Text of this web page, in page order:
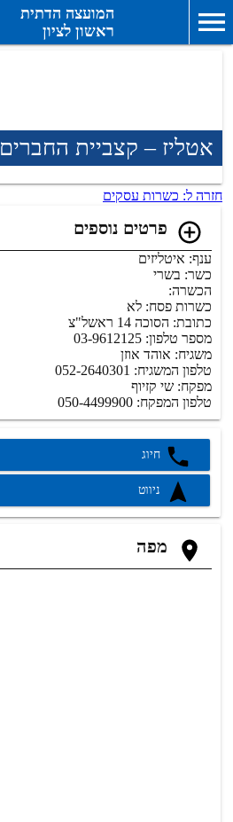
המועצה הדתית
ראשון לציון
אטליז – קצביית החברים
חזרה ל: כשרות עסקים
פרטים נוספים
ענף: איטליזים
כשר: בשרי
הכשרה:
כשרות פסח: לא
כתובת: הסוכה 14 ראשל"צ
מספר טלפון: 03-9612125
משגיח: אוהד אוזן
טלפון המשגיח: 052-2640301
מפקח: שי קזיוף
טלפון המפקח: 050-4499900
חיוג
ניווט
מפה